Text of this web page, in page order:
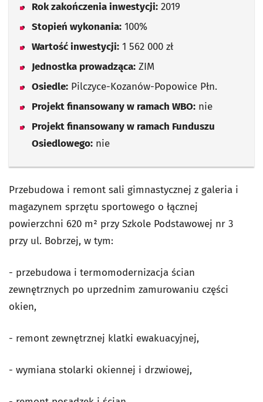
Rok zakończenia inwestycji: 2019
Stopień wykonania: 100%
Wartość inwestycji: 1 562 000 zł
Jednostka prowadząca: ZIM
Osiedle: Pilczyce-Kozanów-Popowice Płn.
Projekt finansowany w ramach WBO: nie
Projekt finansowany w ramach Funduszu
Osiedlowego: nie
Przebudowa i remont sali gimnastycznej z galeria i
magazynem sprzętu sportowego o łącznej
powierzchni 620 m² przy Szkole Podstawowej nr 3
przy ul. Bobrzej, w tym:
- przebudowa i termomodernizacja ścian
zewnętrznych po uprzednim zamurowaniu części
okien,
- remont zewnętrznej klatki ewakuacyjnej,
- wymiana stolarki okiennej i drzwiowej,